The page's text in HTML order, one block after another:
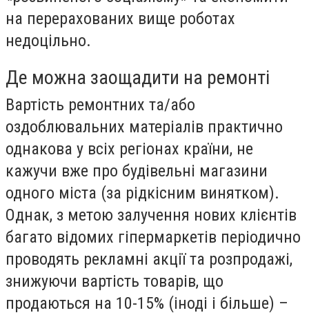
на перерахованих вище роботах
недоцільно.
Де можна заощадити на ремонті
Вартість ремонтних та/або
оздоблювальних матеріалів практично
однакова у всіх регіонах країни, не
кажучи вже про будівельні магазини
одного міста (за рідкісним винятком).
Однак, з метою залучення нових клієнтів
багато відомих гіпермаркетів періодично
проводять рекламні акції та розпродажі,
знижуючи вартість товарів, що
продаються на 10-15% (іноді і більше) –